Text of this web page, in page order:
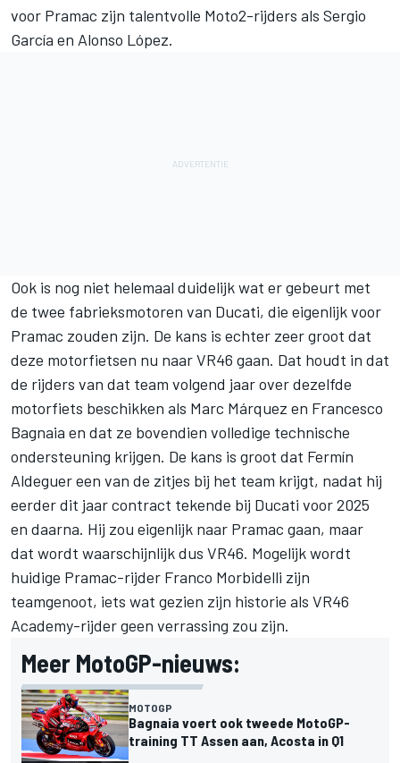
voor Pramac zijn talentvolle Moto2-rijders als Sergio
García en Alonso López.
Ook is nog niet helemaal duidelijk wat er gebeurt met
de twee fabrieksmotoren van Ducati, die eigenlijk voor
Pramac zouden zijn. De kans is echter zeer groot dat
deze motorfietsen nu naar VR46 gaan. Dat houdt in dat
de rijders van dat team volgend jaar over dezelfde
motorfiets beschikken als Marc Márquez en Francesco
Bagnaia en dat ze bovendien volledige technische
ondersteuning krijgen. De kans is groot dat Fermín
Aldeguer een van de zitjes bij het team krijgt, nadat hij
eerder dit jaar contract tekende bij Ducati voor 2025
en daarna. Hij zou eigenlijk naar Pramac gaan, maar
dat wordt waarschijnlijk dus VR46. Mogelijk wordt
huidige Pramac-rijder Franco Morbidelli zijn
teamgenoot, iets wat gezien zijn historie als VR46
Academy-rijder geen verrassing zou zijn.
Meer MotoGP-nieuws:
MOTOGP
Bagnaia voert ook tweede MotoGP-
training TT Assen aan, Acosta in Q1